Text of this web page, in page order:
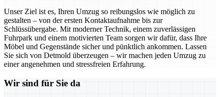
Unser Ziel ist es, Ihren Umzug so reibungslos wie möglich zu
gestalten – von der ersten Kontaktaufnahme bis zur
Schlüssübergabe. Mit moderner Technik, einem zuverlässigen
Fuhrpark und einem motivierten Team sorgen wir dafür, dass Ihre
Möbel und Gegenstände sicher und pünktlich ankommen. Lassen
Sie sich von Detmold überzeugen – wir machen jeden Umzug zu
einer angenehmen und stressfreien Erfahrung.
Wir sind für Sie da